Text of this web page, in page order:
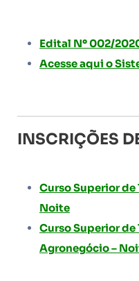
Edital Nº 002/
Acesse aqui o
INSCRIÇÕES
Curso Superior
Noite
Curso Superior
Agronegócio –